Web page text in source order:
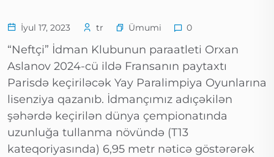
İyul 17, 2023 tr Ümumi 0
“Neftçi” İdman Klubunun paraatleti Orxan
Aslanov 2024-cü ildə Fransanın paytaxtı
Parisdə keçiriləcək Yay Paralimpiya Oyunlarına
lisenziya qazanıb. İdmançımız adıçəkilən
şəhərdə keçirilən dünya çempionatında
uzunluğa tullanma növündə (T13
kateqoriyasında) 6,95 metr nəticə göstərərək